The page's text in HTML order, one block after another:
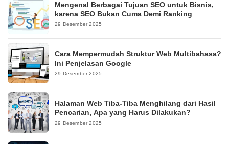
Mengenal Berbagai Tujuan SEO untuk Bisnis,
karena SEO Bukan Cuma Demi Ranking
29 Desember 2025
Cara Mempermudah Struktur Web Multibahasa?
Ini Penjelasan Google
29 Desember 2025
Halaman Web Tiba-Tiba Menghilang dari Hasil
Pencarian, Apa yang Harus Dilakukan?
29 Desember 2025